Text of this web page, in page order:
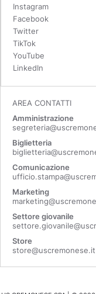
Instagram
Facebook
Twitter
TikTok
YouTube
LinkedIn
AREA CONTATTI
Amministrazione
Biglietteria
Comunicazione
Marketing
Settore giovanile
Store
store@uscremonese.it